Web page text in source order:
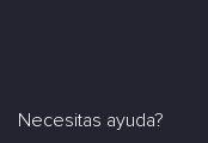
Necesitas ayuda?